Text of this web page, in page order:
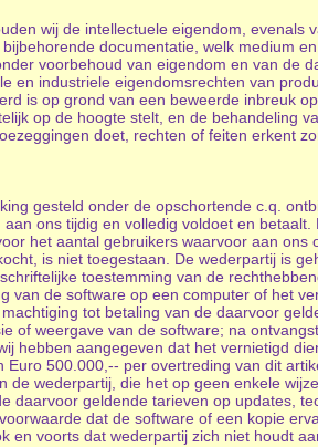
wij de intellectuele eigendom, evenals
documentatie, welk medium
voorbehoud van eigendom en van de
industriele eigendomsrechten van
is op grond van een beweerde inbreuk
op de hoogte stelt, en de behandeling
doet, rechten of feiten erkent
gesteld onder de opschortende c.q.
ons tijdig en volledig voldoet en betaalt.
het aantal gebruikers waarvoor aan ons
is niet toegestaan. De wederpartij is
toestemming van de
de software op een computer of het
tot betaling van de daarvoor
of weergave van de software; na
hebben aangegeven dat het vernietigd
500.000,-- per overtreding van dit
wederpartij, die het op geen enkele
daarvoor geldende tarieven op updates,
dat de software of een kopie
en voorts dat wederpartij zich niet houdt